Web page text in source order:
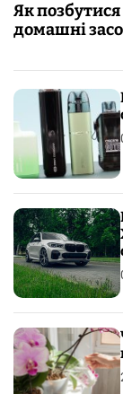
Як позбутися
домашні